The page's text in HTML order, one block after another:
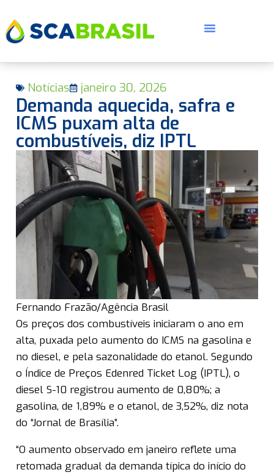
Notícias janeiro 30, 2026
Demanda aquecida, safra e
ICMS puxam alta de
combustíveis, diz IPTL
Fernando Frazão/Agência Brasil
Os preços dos combustíveis iniciaram o ano em
alta, puxada pelo aumento do ICMS na gasolina e
no diesel, e pela sazonalidade do etanol. Segundo
o Índice de Preços Edenred Ticket Log (IPTL), o
diesel S-10 registrou aumento de 0,80%; a
gasolina, de 1,89% e o etanol, de 3,52%, diz nota
do “Jornal de Brasília”.
“O aumento observado em janeiro reflete uma
retomada gradual da demanda típica do início do